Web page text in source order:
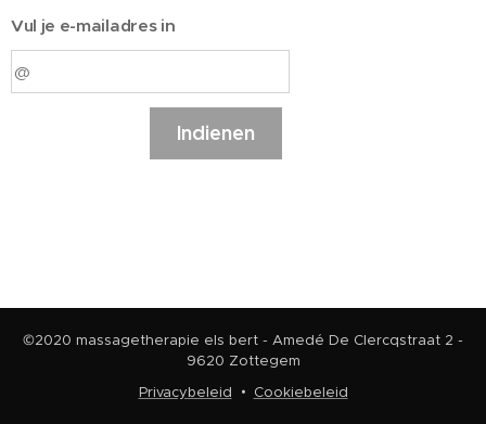
Vul je e-mailadres in
Indienen
©2020 massagetherapie els bert - Amedé De Clercqstraat 2 -
9620 Zottegem
Privacybeleid
Cookiebeleid